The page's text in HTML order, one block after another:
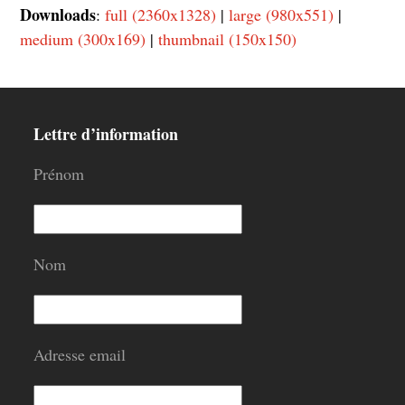
Downloads:full (2360x1328) |large (980x551) |
medium (300x169) |thumbnail (150x150)
Lettre d’information
Prénom
Nom
Adresse email